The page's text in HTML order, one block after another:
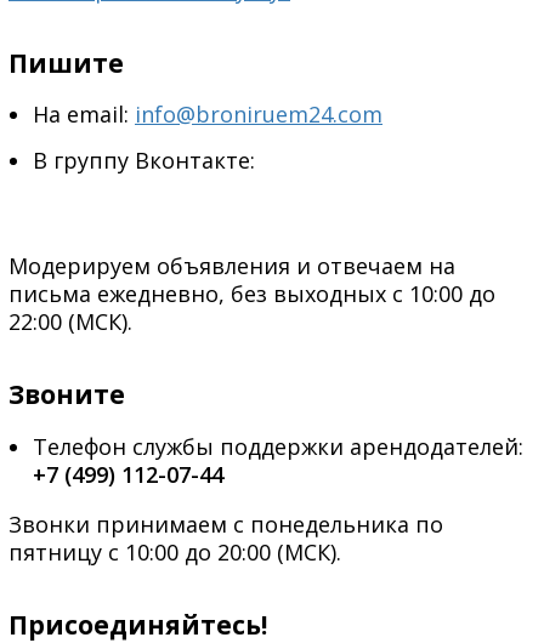
Пишите
На email: info@broniruem24.com
В группу Вконтакте:
Модерируем объявления и отвечаем на
письма ежедневно, без выходных с 10:00 до
22:00 (МСК).
Звоните
Телефон службы поддержки арендодателей:
+7 (499) 112-07-44
Звонки принимаем с понедельника по
пятницу с 10:00 до 20:00 (МСК).
Присоединяйтесь!